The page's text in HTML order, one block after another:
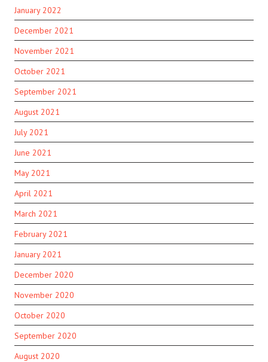
January 2022
December 2021
November 2021
October 2021
September 2021
August 2021
July 2021
June 2021
May 2021
April 2021
March 2021
February 2021
January 2021
December 2020
November 2020
October 2020
September 2020
August 2020